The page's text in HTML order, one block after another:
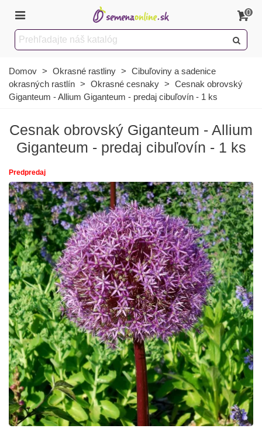
0
Domov > Okrasné rastliny > Cibuľoviny a sadenice
okrasných rastlín > Okrasné cesnaky > Cesnak obrovský
Giganteum - Allium Giganteum - predaj cibuľovín - 1 ks
Cesnak obrovský Giganteum - Allium
Giganteum - predaj cibuľovín - 1 ks
Predpredaj